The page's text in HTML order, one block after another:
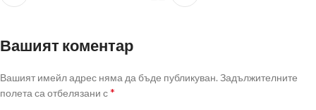
Вашият коментар
Вашият имейл адрес няма да бъде публикуван. Задължителните
полета са отбелязани с*